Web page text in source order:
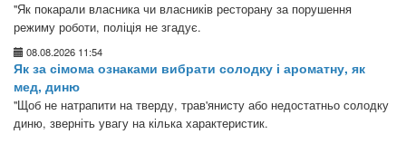
"Як покарали власника чи власників ресторану за порушення
режиму роботи, поліція не згадує.
08.08.2026 11:54
Як за сімома ознаками вибрати солодку і ароматну, як
мед, диню
"Щоб не натрапити на тверду, трав'янисту або недостатньо солодку
диню, зверніть увагу на кілька характеристик.